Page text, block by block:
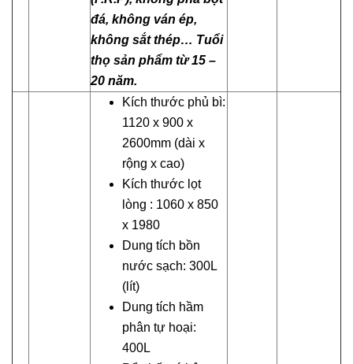
đá, không ván ép,
không sắt thép… Tuổi
thọ sản phẩm từ 15 –
20 năm.
Kích thước phủ bì:
1120 x 900 x
2600mm (dài x
rộng x cao)
Kích thước lọt
lòng : 1060 x 850
x 1980
Dung tích bồn
nước sạch: 300L
(lít)
Dung tích hầm
phân tự hoại:
400L